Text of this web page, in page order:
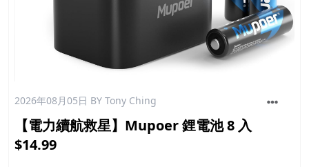
2026年08月05日 BY Tony Ching
【電力續航救星】Mupoer 鋰電池 8 入
$14.99